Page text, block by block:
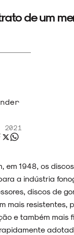
de um
2021
em 1948, os
a indústria
discos de
mais resistentes,
e também mais